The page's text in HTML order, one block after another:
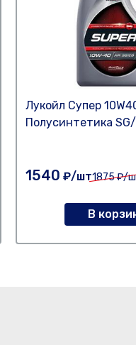
Лукойл Супер
Полусинтетика
1540 ₽/шт1875₽/
В